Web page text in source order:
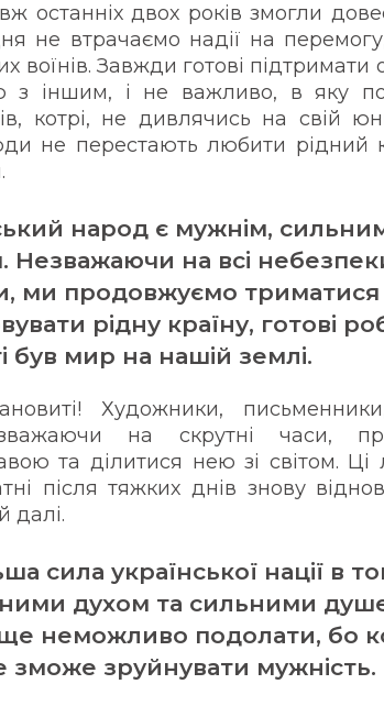
останніх двох років змогли
не втрачаємо надії на
воїнів. Завжди готові підтримати
з іншим, і не важливо, в яку
котрі, не дивлячись на свій
не перестають любити рідний
народ є мужнім,
Незважаючи на всі
ми продовжуємо
рідну країну, готові
був мир на нашій землі.
Художники,
на скрутні часи,
та ділитися нею зі світом. Ці
після тяжких днів знову
далі.
сила української нації в
духом та сильними
неможливо подолати, бо
зможе зруйнувати мужність.